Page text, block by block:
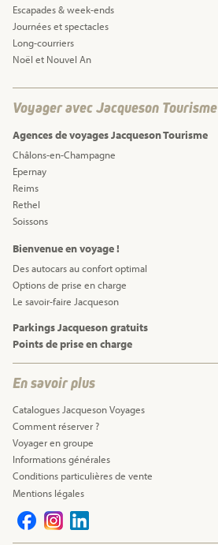
Escapades & week-ends
Journées et spectacles
Long-courriers
Noël et Nouvel An
Voyager avec Jacqueson Tourisme
Agences de voyages Jacqueson Tourisme
Châlons-en-Champagne
Epernay
Reims
Rethel
Soissons
Bienvenue en voyage !
Des autocars au confort optimal
Options de prise en charge
Le savoir-faire Jacqueson
Parkings Jacqueson gratuits
Points de prise en charge
En savoir plus
Catalogues Jacqueson Voyages
Comment réserver ?
Voyager en groupe
Informations générales
Conditions particulières de vente
Mentions légales